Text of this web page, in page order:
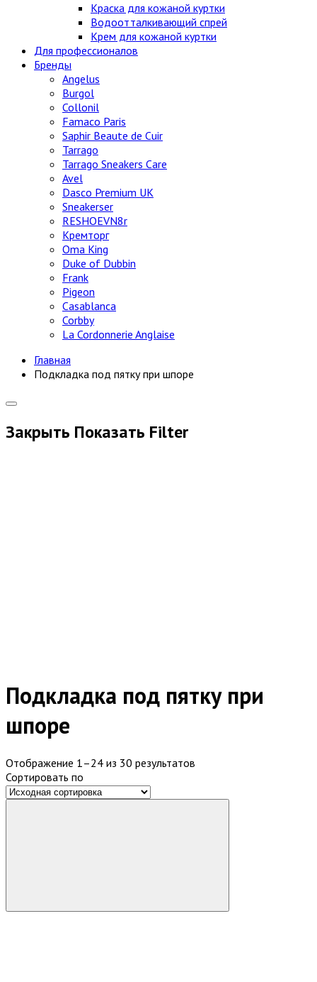
Краска для кожаной куртки
Водоотталкивающий спрей
Крем для кожаной куртки
Для профессионалов
Бренды
Angelus
Burgol
Collonil
Famaco Paris
Saphir Beaute de Cuir
Tarrago
Tarrago Sneakers Care
Avel
Dasco Premium UK
Sneakerser
RESHOEVN8r
Кремторг
Oma King
Duke of Dubbin
Frank
Pigeon
Casablanca
Corbby
La Cordonnerie Anglaise
Главная
Подкладка под пятку при шпоре
Закрыть Показать Filter
Подкладка под пятку при
шпоре
Отображение 1–24 из 30 результатов
Сортировать по